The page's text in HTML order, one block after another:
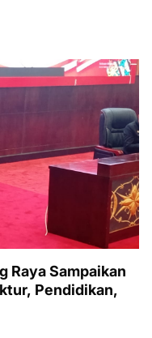
Raya Sampaikan
Pendidikan,